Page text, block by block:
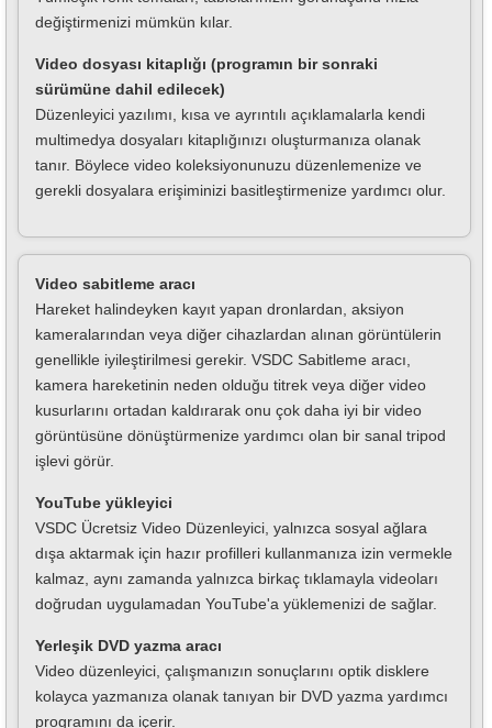
değiştirmenizi mümkün kılar.
Video dosyası kitaplığı (programın bir sonraki
sürümüne dahil edilecek)
Düzenleyici yazılımı, kısa ve ayrıntılı açıklamalarla kendi
multimedya dosyaları kitaplığınızı oluşturmanıza olanak
tanır. Böylece video koleksiyonunuzu düzenlemenize ve
gerekli dosyalara erişiminizi basitleştirmenize yardımcı olur.
Video sabitleme aracı
Hareket halindeyken kayıt yapan dronlardan, aksiyon
kameralarından veya diğer cihazlardan alınan görüntülerin
genellikle iyileştirilmesi gerekir. VSDC Sabitleme aracı,
kamera hareketinin neden olduğu titrek veya diğer video
kusurlarını ortadan kaldırarak onu çok daha iyi bir video
görüntüsüne dönüştürmenize yardımcı olan bir sanal tripod
işlevi görür.
YouTube yükleyici
VSDC Ücretsiz Video Düzenleyici, yalnızca sosyal ağlara
dışa aktarmak için hazır profilleri kullanmanıza izin vermekle
kalmaz, aynı zamanda yalnızca birkaç tıklamayla videoları
doğrudan uygulamadan YouTube'a yüklemenizi de sağlar.
Yerleşik DVD yazma aracı
Video düzenleyici, çalışmanızın sonuçlarını optik disklere
kolayca yazmanıza olanak tanıyan bir DVD yazma yardımcı
programını da içerir.